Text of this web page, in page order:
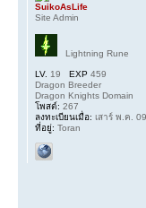
SuikoAsLife
Site Admin
Lightning Rune
LV. 19 EXP 459
Dragon Breeder
Dragon Knights Domain
โพสต์: 267
ลงทะเบียนเมื่อ: เสาร์ พ.ค.
ที่อยู่: Toran